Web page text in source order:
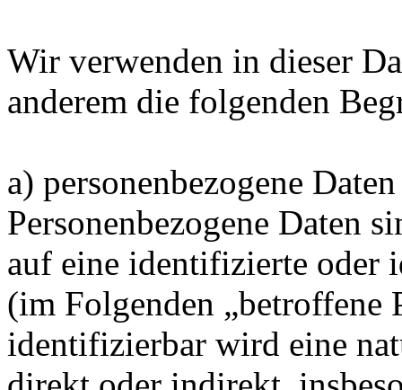
Wir verwenden in dieser
anderem die folgenden
a) personenbezogene Daten
Personenbezogene Daten
auf eine identifizierte oder
(im Folgenden „betroffene
identifizierbar wird eine